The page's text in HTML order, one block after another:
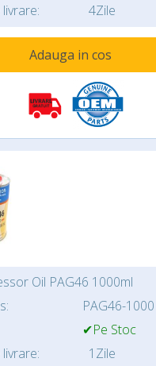
4Zile
Adauga in cos
Oil PAG46 1000ml
PAG46-1000
✔Pe Stoc
1Zile